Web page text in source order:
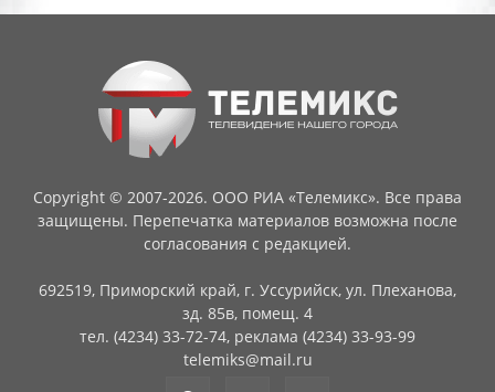
Copyright © 2007-2026. ООО РИА «Телемикс». Все права
защищены. Перепечатка материалов возможна после
согласования с редакцией.
692519, Приморский край, г. Уссурийск, ул. Плеханова,
зд. 85в, помещ. 4
тел. (4234) 33-72-74, реклама (4234) 33-93-99
telemiks@mail.ru